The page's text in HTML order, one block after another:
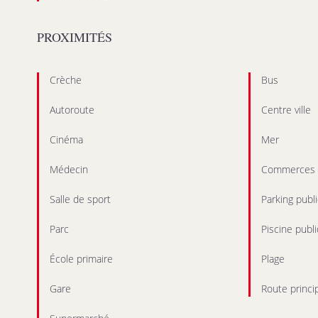
PROXIMITÉS
Crèche Bus
Autoroute Centre ville
Cinéma Mer
Médecin Commerces
Salle de sport Parking
Parc Piscine
École primaire Plage
Gare Route